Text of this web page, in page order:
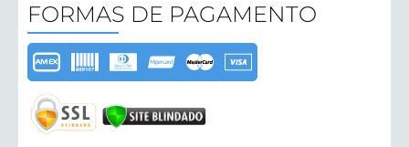
FORMAS DE PAGAMENTO